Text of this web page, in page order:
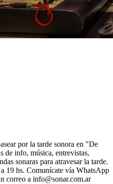
por la tarde sonora en "De
de info, música, entrevistas,
sonaras para atravesar la tarde.
19 hs. Comunícate vía WhatsApp
correo a info@sonar.com.ar